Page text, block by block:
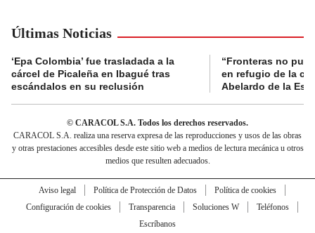
Últimas Noticias
‘Epa Colombia’ fue trasladada a la
cárcel de Picaleña en Ibagué tras
escándalos en su reclusión
“Fronteras no
en refugio de la
Abelardo de la
© CARACOL S.A. Todos los derechos reservados.
CARACOL S.A. realiza una reserva expresa de las reproducciones y usos de las obras
y otras prestaciones accesibles desde este sitio web a medios de lectura mecánica u otros
medios que resulten adecuados.
Aviso legal Política de Protección de Datos
Política de cookies
Configuración de cookies
Transparencia Soluciones W
Teléfonos
Escríbanos